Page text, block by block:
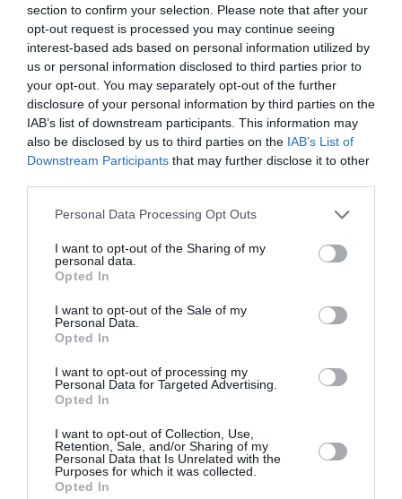
section to confirm your selection. Please note that after your
opt-out request is processed you may continue seeing
interest-based ads based on personal information utilized by
us or personal information disclosed to third parties prior to
your opt-out. You may separately opt-out of the further
disclosure of your personal information by third parties on the
IAB’s list of downstream participants. This information may
also be disclosed by us to third parties on the IAB’s List of
Downstream Participants that may further disclose it to other
Personal Data Processing Opt Outs
I want to opt-out of the Sharing of my
personal data.
Opted In
I want to opt-out of the Sale of my
Personal Data.
Opted In
I want to opt-out of processing my
Personal Data for Targeted Advertising.
Opted In
I want to opt-out of Collection, Use,
Retention, Sale, and/or Sharing of my
Personal Data that Is Unrelated with the
Purposes for which it was collected.
Opted In
ATTUALITÀ
rafforzare assistenza e integrazione delle
vittime